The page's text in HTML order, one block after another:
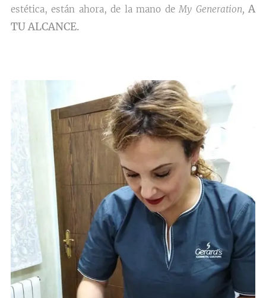
estética, están ahora, de la mano de My Generation, A
TU ALCANCE.